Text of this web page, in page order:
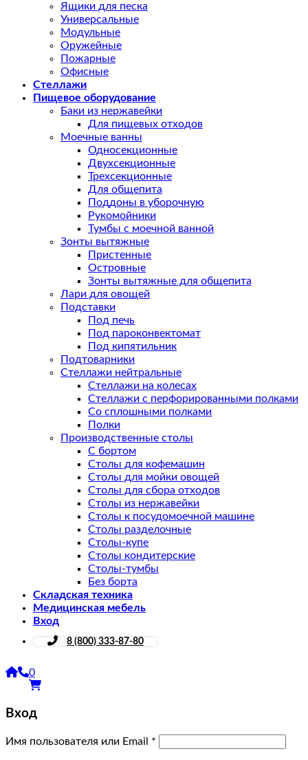
Ящики для песка
Универсальные
Модульные
Оружейные
Пожарные
Офисные
Стеллажи
Пищевое оборудование
Баки из нержавейки
Для пищевых отходов
Моечные ванны
Односекционные
Двухсекционные
Трехсекционные
Для общепита
Поддоны в уборочную
Рукомойники
Тумбы с моечной ванной
Зонты вытяжные
Пристенные
Островные
Зонты вытяжные для общепита
Лари для овощей
Подставки
Под печь
Под пароконвектомат
Под кипятильник
Подтоварники
Стеллажи нейтральные
Стеллажи на колесах
Стеллажи с перфорированными полками
Со сплошными полками
Полки
Производственные столы
С бортом
Столы для кофемашин
Столы для мойки овощей
Столы для сбора отходов
Столы из нержавейки
Столы к посудомоечной машине
Столы разделочные
Столы-купе
Столы кондитерские
Столы-тумбы
Без борта
Складская техника
Медицинская мебель
Вход
8 (800) 333-87-80
0
Вход
Имя пользователя или Email *